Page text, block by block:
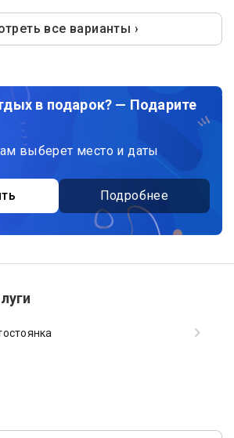
все варианты ›
в подарок? — Подарите
выберет место и даты
Подробнее